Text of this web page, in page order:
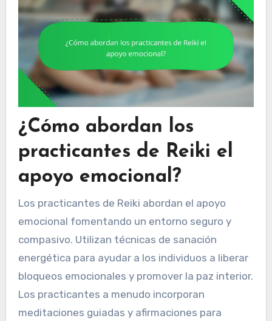
¿Cómo abordan los
practicantes de Reiki el
apoyo emocional?
Los practicantes de Reiki abordan el apoyo
emocional fomentando un entorno seguro y
compasivo. Utilizan técnicas de sanación
energética para ayudar a los individuos a liberar
bloqueos emocionales y promover la paz interior.
Los practicantes a menudo incorporan
meditaciones guiadas y afirmaciones para